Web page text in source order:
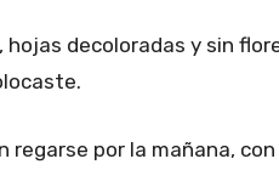
decoloradas y sin
regarse por la mañana,